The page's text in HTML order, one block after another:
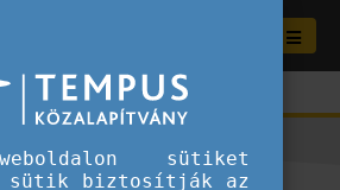
sütiket
sütik biztosítják az